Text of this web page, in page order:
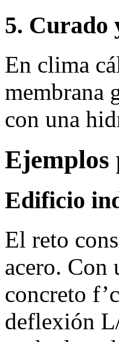
5. Curado
En clima
membrana
con una
Ejemplos
Edificio
El reto
acero. Con
concreto
deflexión